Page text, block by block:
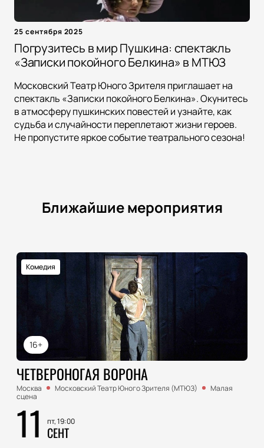
25 сентября 2025
Погрузитесь в мир Пушкина: спектакль
«Записки покойного Белкина» в МТЮЗ
Московский Театр Юного Зрителя приглашает на
спектакль «Записки покойного Белкина». Окунитесь
в атмосферу пушкинских повестей и узнайте, как
судьба и случайности переплетают жизни героев.
Не пропустите яркое событие театрального сезона!
Ближайшие мероприятия
16+
Комедия
ЧЕТВЕРОНОГАЯ ВОРОНА
Москва Московский Театр Юного Зрителя (МТЮЗ)
Малая
сцена
11 пт, 19:00
СЕНТ